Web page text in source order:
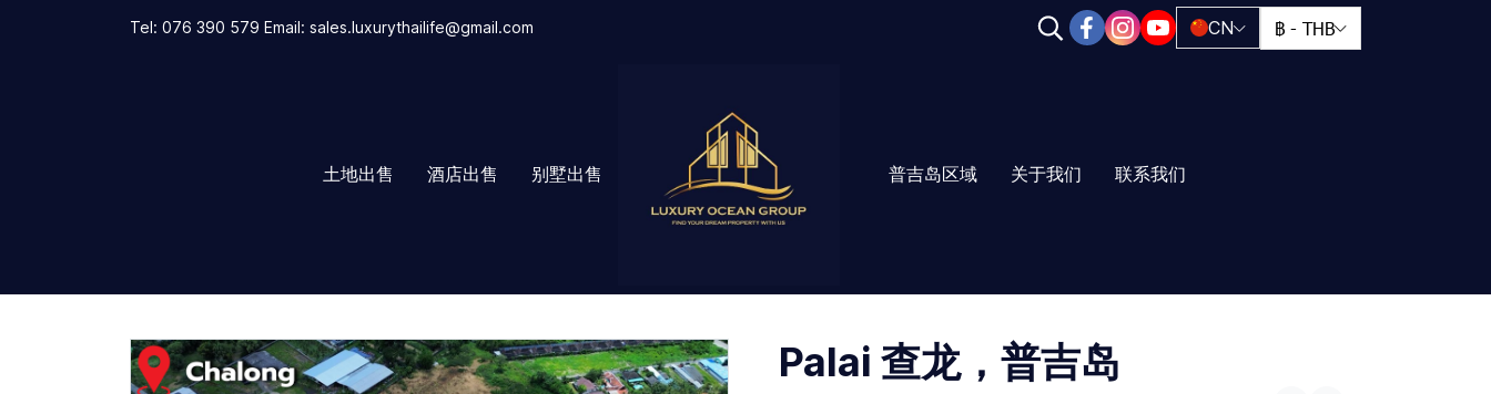
Tel: 076 390 579 Email: sales.luxurythailife@gmail.com CN ฿ - THB
土地出售 酒店出售 别墅出售 普吉岛区域 关于我们 联系我们
Palai 查龙，普吉岛